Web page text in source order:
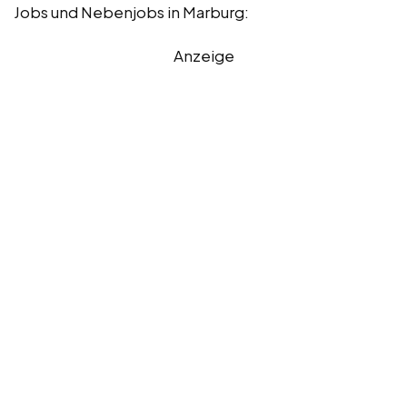
Jobs und Nebenjobs in Marburg:
Anzeige